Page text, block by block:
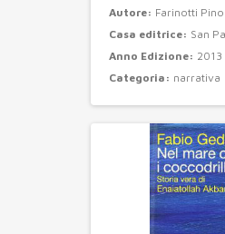
Autore: Farinotti Pino
Casa editrice: San
Anno Edizione: 2013
Categoria: narrativa